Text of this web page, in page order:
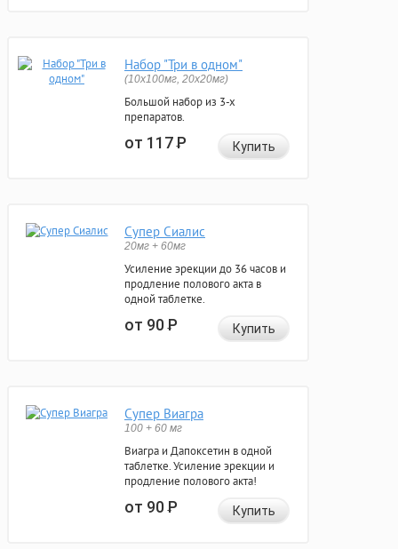
Набор "Три в одном"
(10x100мг, 20x20мг)
Большой набор из 3-х
препаратов.
от 117Р Купить
Супер Сиалис
20мг + 60мг
Усиление эрекции до 36 часов и
продление полового акта в
одной таблетке.
от 90Р Купить
Супер Виагра
100 + 60 мг
Виагра и Дапоксетин в одной
таблетке. Усиление эрекции и
продление полового акта!
от 90Р Купить